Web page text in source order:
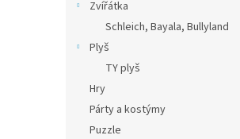
Zvířátka
Schleich, Bayala, Bullyland
Plyš
TY plyš
Hry
Párty a kostýmy
Puzzle